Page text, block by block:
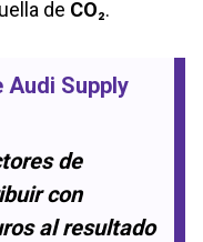
de CO₂.
Audi Supply
de
con
al resultado